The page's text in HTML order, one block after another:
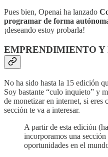
Pues bien, Openai ha lanzado
programar de forma
¡deseando estoy probarla!
EMPRENDIMIENTO Y
No ha sido hasta la 15 edición
Soy bastante “culo inquieto” y
de monetizar en internet, si eres
sección te va a interesar.
A partir de esta edición
incorporamos una
oportunidades en el